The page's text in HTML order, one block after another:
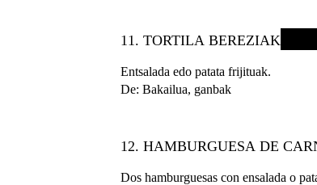
11. TORTILA BEREZIAK
Entsalada edo patata frijituak.
De: Bakailua, ganbak
12. HAMBURGUESA DE
Dos hamburguesas con ensalada o